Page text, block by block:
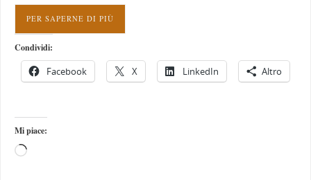
PER SAPERNE DI PIÙ
Condividi:
Facebook X LinkedIn Altro
Mi piace: